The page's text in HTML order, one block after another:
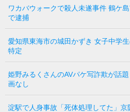
ワカバウォークで殺人未遂事件 鶴ケ
で逮捕
愛知県東海市の城田かずき 女子中学
特定
姫野みるくさんのAVパケ写詐欺が話
画なし
淀駅で人身事故「死体処理してた」